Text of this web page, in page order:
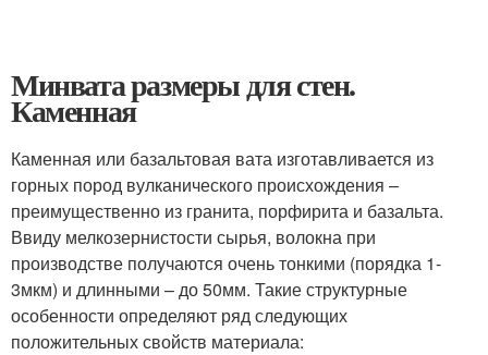
Минвата размеры для стен.
Каменная
Каменная или базальтовая вата изготавливается из
горных пород вулканического происхождения –
преимущественно из гранита, порфирита и базальта.
Ввиду мелкозернистости сырья, волокна при
производстве получаются очень тонкими (порядка 1-
3мкм) и длинными – до 50мм. Такие структурные
особенности определяют ряд следующих
положительных свойств материала: